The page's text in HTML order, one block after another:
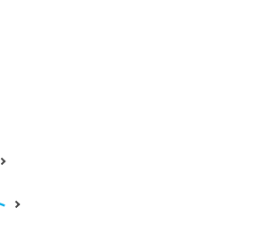
です。今回は酸化チタン(チタニア)
います。
(Ti) の酸化物です。その優れた性質
りのさまざまな製品に使用されて
化粧品や、透明フィルム、トナー